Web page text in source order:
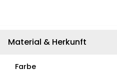
Material & Herkunft
Farbe